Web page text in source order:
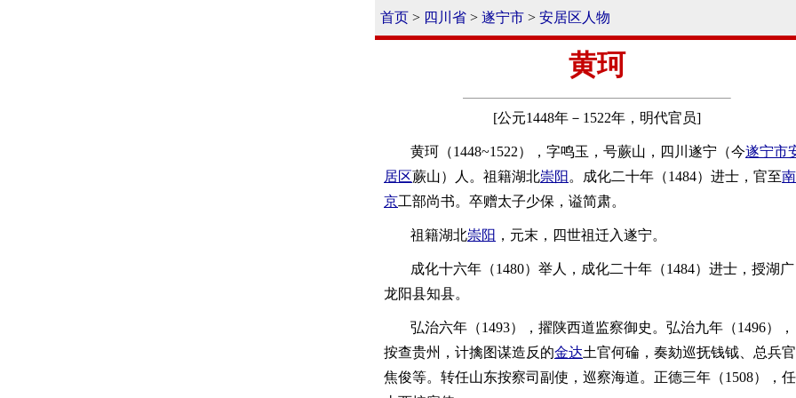
首页 > 四川省 > 遂宁市 > 安居区人物
黄珂
[公元1448年－1522年，明代官员]
黄珂（1448~1522），字鸣玉，号蕨山，四川遂宁（今遂宁市
居区蕨山）人。祖籍湖北崇阳 。成化二十年（1484）进士，官至南
京工部尚书。卒赠太子少保，谥简肃。
祖籍湖北崇阳 ，元末，四世祖迁入遂宁。
成化十六年（1480）举人，成化二十年（1484）进士，授湖广
龙阳县知县。
弘治六年（1493），擢陕西道监察御史。弘治九年（1496），
按查贵州，计擒图谋造反的金达土官何碖，奏劾巡抚钱钺、总兵官
焦俊等。转任山东按察司副使，巡察海道。正德三年（1508），任